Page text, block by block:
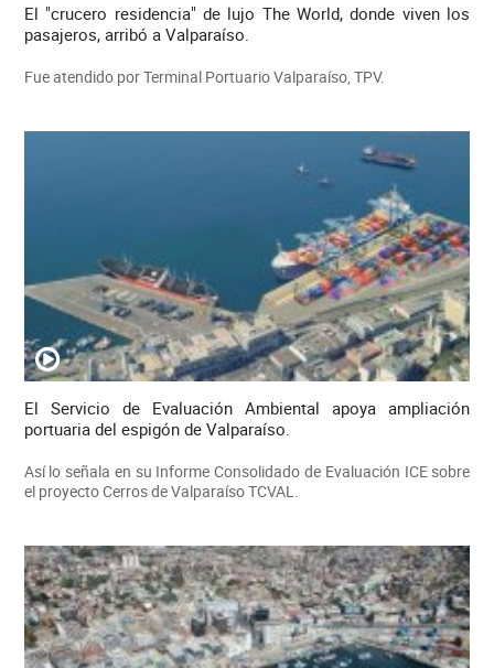
El "crucero residencia" de lujo The World, donde viven los
pasajeros, arribó a Valparaíso.
Fue atendido por Terminal Portuario Valparaíso, TPV.
El Servicio de Evaluación Ambiental apoya ampliación
portuaria del espigón de Valparaíso.
Así lo señala en su Informe Consolidado de Evaluación ICE sobre
el proyecto Cerros de Valparaíso TCVAL.